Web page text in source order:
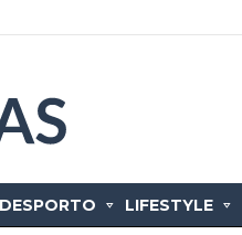
DESPORTO LIFESTYLE